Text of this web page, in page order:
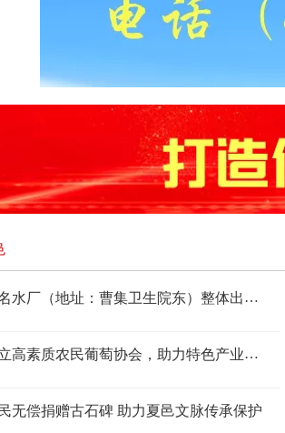
水厂（地址：曹集卫生院东）整体出
高素质农民葡萄协会，助力特色产业升
无偿捐赠古石碑 助力夏邑文脉传承保护